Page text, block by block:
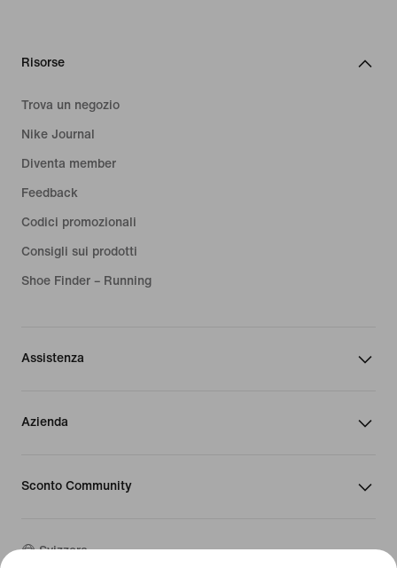
Risorse
Trova un negozio
Nike Journal
Diventa member
Feedback
Codici promozionali
Consigli sui prodotti
Shoe Finder – Running
Assistenza
Azienda
Sconto Community
Svizzera